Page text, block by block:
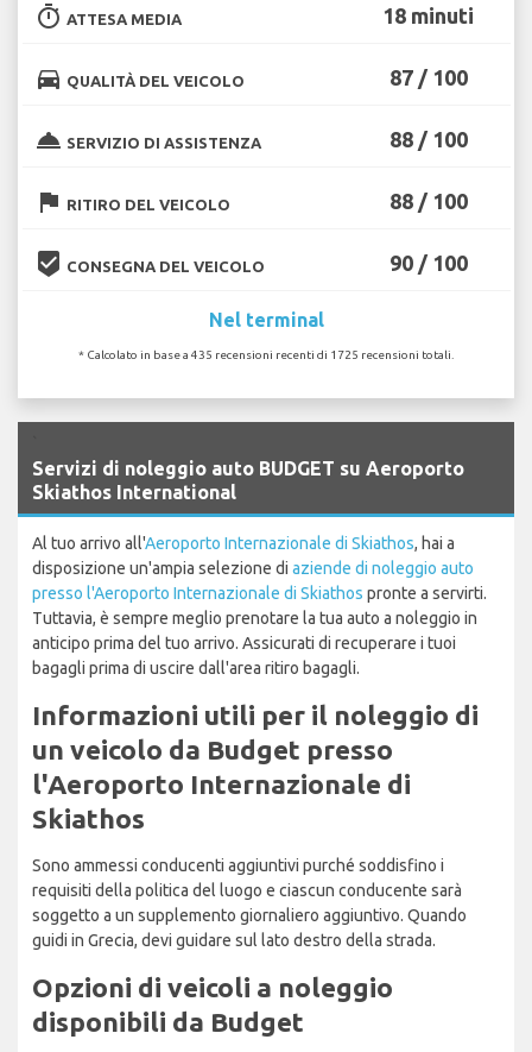
timer ATTESA MEDIA 18 minuti
directions_car QUALITÀ DEL VEICOLO 87 / 100
room_service SERVIZIO DI ASSISTENZA 88 / 100
flag RITIRO DEL VEICOLO 88 / 100
beenhere CONSEGNA DEL VEICOLO 90 / 100
Nel terminal
* Calcolato in base a 435 recensioni recenti di 1725 recensioni totali.
Servizi di noleggio auto BUDGET su Aeroporto
Skiathos International
Al tuo arrivo all'Aeroporto Internazionale di Skiathos, hai a
disposizione un'ampia selezione di aziende di noleggio auto
presso l'Aeroporto Internazionale di Skiathos pronte a servirti.
Tuttavia, è sempre meglio prenotare la tua auto a noleggio in
anticipo prima del tuo arrivo. Assicurati di recuperare i tuoi
bagagli prima di uscire dall'area ritiro bagagli.
Informazioni utili per il noleggio di
un veicolo da Budget presso
l'Aeroporto Internazionale di
Skiathos
Sono ammessi conducenti aggiuntivi purché soddisfino i
requisiti della politica del luogo e ciascun conducente sarà
soggetto a un supplemento giornaliero aggiuntivo. Quando
guidi in Grecia, devi guidare sul lato destro della strada.
Opzioni di veicoli a noleggio
disponibili da Budget